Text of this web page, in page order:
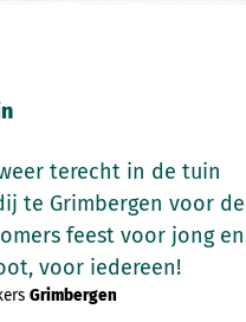
terecht in de tuin
te Grimbergen voor de
feest voor jong en
voor iedereen!
Grimbergen